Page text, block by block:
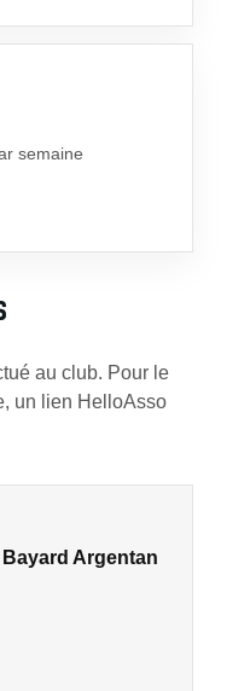
semaine
au club. Pour le
un lien HelloAsso
Bayard Argentan